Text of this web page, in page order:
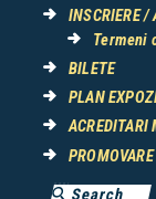
INSCRIERE /
Termeni
BILETE
PLAN
ACREDITARI